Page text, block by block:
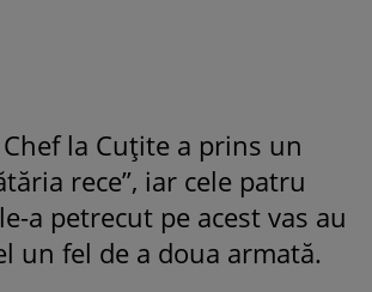
la Cuțite a prins un
rece”, iar cele patru
a petrecut pe acest vas au
un fel de a doua armată.